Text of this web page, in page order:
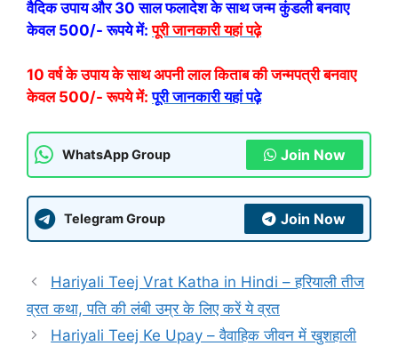
वैदिक उपाय और 30 साल फलादेश के साथ जन्म कुंडली बनवाए
केवल 500/- रूपये में: पूरी जानकारी यहां पढ़े
10 वर्ष के उपाय के साथ अपनी लाल किताब की जन्मपत्री बनवाए
केवल 500/- रूपये में: पूरी जानकारी यहां पढ़े
WhatsApp Group Join Now
Telegram Group Join Now
Hariyali Teej Vrat Katha in Hindi – हरियाली तीज
व्रत कथा, पति की लंबी उम्र के लिए करें ये व्रत
Hariyali Teej Ke Upay – वैवाहिक जीवन में खुशहाली